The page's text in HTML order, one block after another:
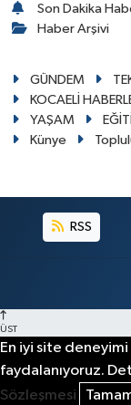
Son Dakika
Haber Arşivi
GÜNDEM
KOCAELİ
YAŞAM
Künye
RSS
ÜST
En iyi site
faydalanıyoruz.
Sözleşmesi